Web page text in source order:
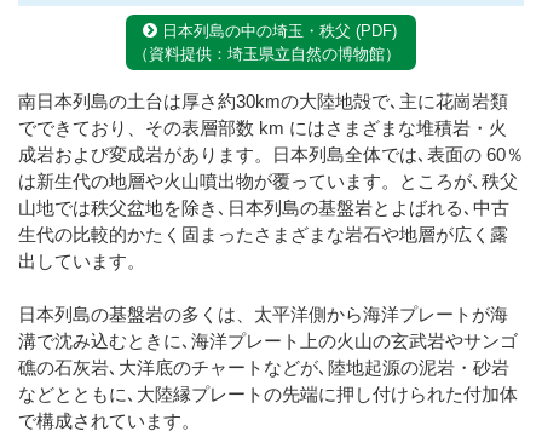
日本列島の中の埼玉・秩父 (PDF)
（資料提供：埼玉県立自然の博物館）
南日本列島の土台は厚さ約30kmの大陸地殻で､主に花崗岩類
でできており、その表層部数 km にはさまざまな堆積岩・火
成岩および変成岩があります。日本列島全体では､表面の 60％
は新生代の地層や火山噴出物が覆っています。ところが､秩父
山地では秩父盆地を除き､日本列島の基盤岩とよばれる､中古
生代の比較的かたく固まったさまざまな岩石や地層が広く露
出しています。
日本列島の基盤岩の多くは、太平洋側から海洋プレートが海
溝で沈み込むときに､海洋プレート上の火山の玄武岩やサンゴ
礁の石灰岩､大洋底のチャートなどが､陸地起源の泥岩・砂岩
などとともに､大陸縁プレートの先端に押し付けられた付加体
で構成されています。